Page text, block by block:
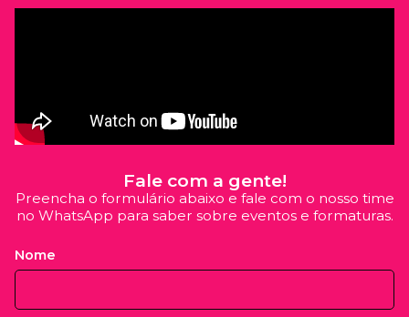
Fale com a gente!
Preencha o formulário abaixo e fale com o nosso time
no WhatsApp para saber sobre eventos e formaturas.
Nome